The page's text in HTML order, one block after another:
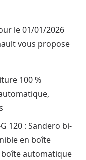
le 01/01/2026
vous propose
100 %
120 : Sandero bi-
en boîte
boîte automatique